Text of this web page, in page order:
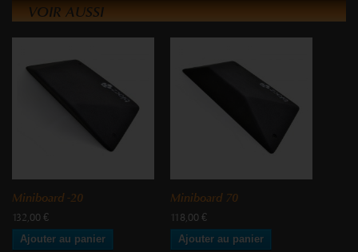
VOIR AUSSI
Miniboard -20
132,00 €
Ajouter au panier
Miniboard 70
118,00 €
Ajouter au panier